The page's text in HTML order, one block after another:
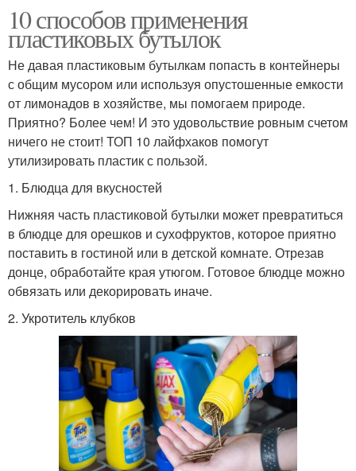
10 способов применения
пластиковых бутылок
Не давая пластиковым бутылкам попасть в контейнеры
с общим мусором или используя опустошенные емкости
от лимонадов в хозяйстве, мы помогаем природе.
Приятно? Более чем! И это удовольствие ровным счетом
ничего не стоит! ТОП 10 лайфхаков помогут
утилизировать пластик с пользой.
1. Блюдца для вкусностей
Нижняя часть пластиковой бутылки может превратиться
в блюдце для орешков и сухофруктов, которое приятно
поставить в гостиной или в детской комнате. Отрезав
донце, обработайте края утюгом. Готовое блюдце можно
обвязать или декорировать иначе.
2. Укротитель клубков